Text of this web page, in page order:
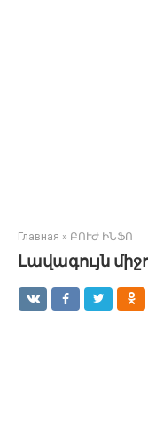
Главная » ԲՈՒԺ ԻՆՖՈ
Լավագույն